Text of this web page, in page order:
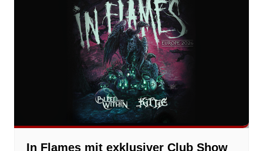
In Flames mit exklusiver Club Show